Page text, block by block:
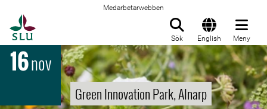
Medarbetarwebben
Sök English Meny
16nov
Green Innovation Park, Alnarp